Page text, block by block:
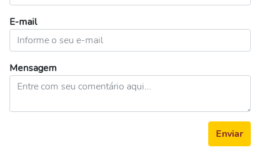
E-mail
Mensagem
Enviar